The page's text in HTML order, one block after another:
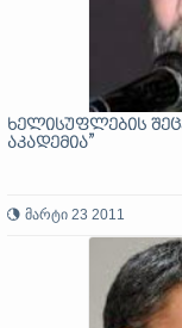
ხელისუფლების
აკადემია”
მარტი 23 2011